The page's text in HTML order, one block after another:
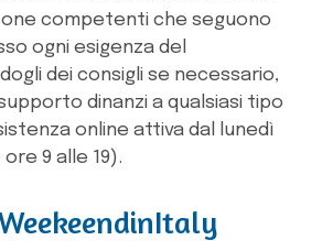
competenti che seguono
ogni esigenza del
dei consigli se necessario,
dinanzi a qualsiasi tipo
online attiva dal lunedì
9 alle 19).